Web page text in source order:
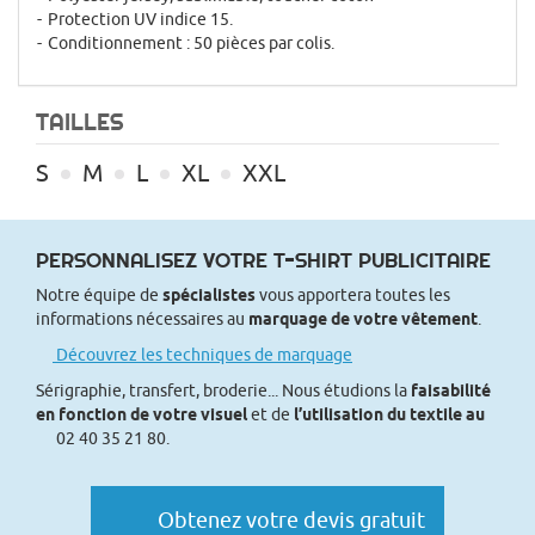
Protection UV indice 15.
Conditionnement : 50 pièces par colis.
TAILLES
S M L XL XXL
PERSONNALISEZ VOTRE T-SHIRT PUBLICITAIRE
Notre équipe de spécialistesvous apportera toutes les
informations nécessaires au marquage de votre vêtement
Découvrez les techniques de marquage
Sérigraphie, transfert, broderie... Nous étudions la faisabilité
en fonction de votre visuelet de l’utilisation du textile au
02 40 35 21 80.
Obtenez votre devis gratuit